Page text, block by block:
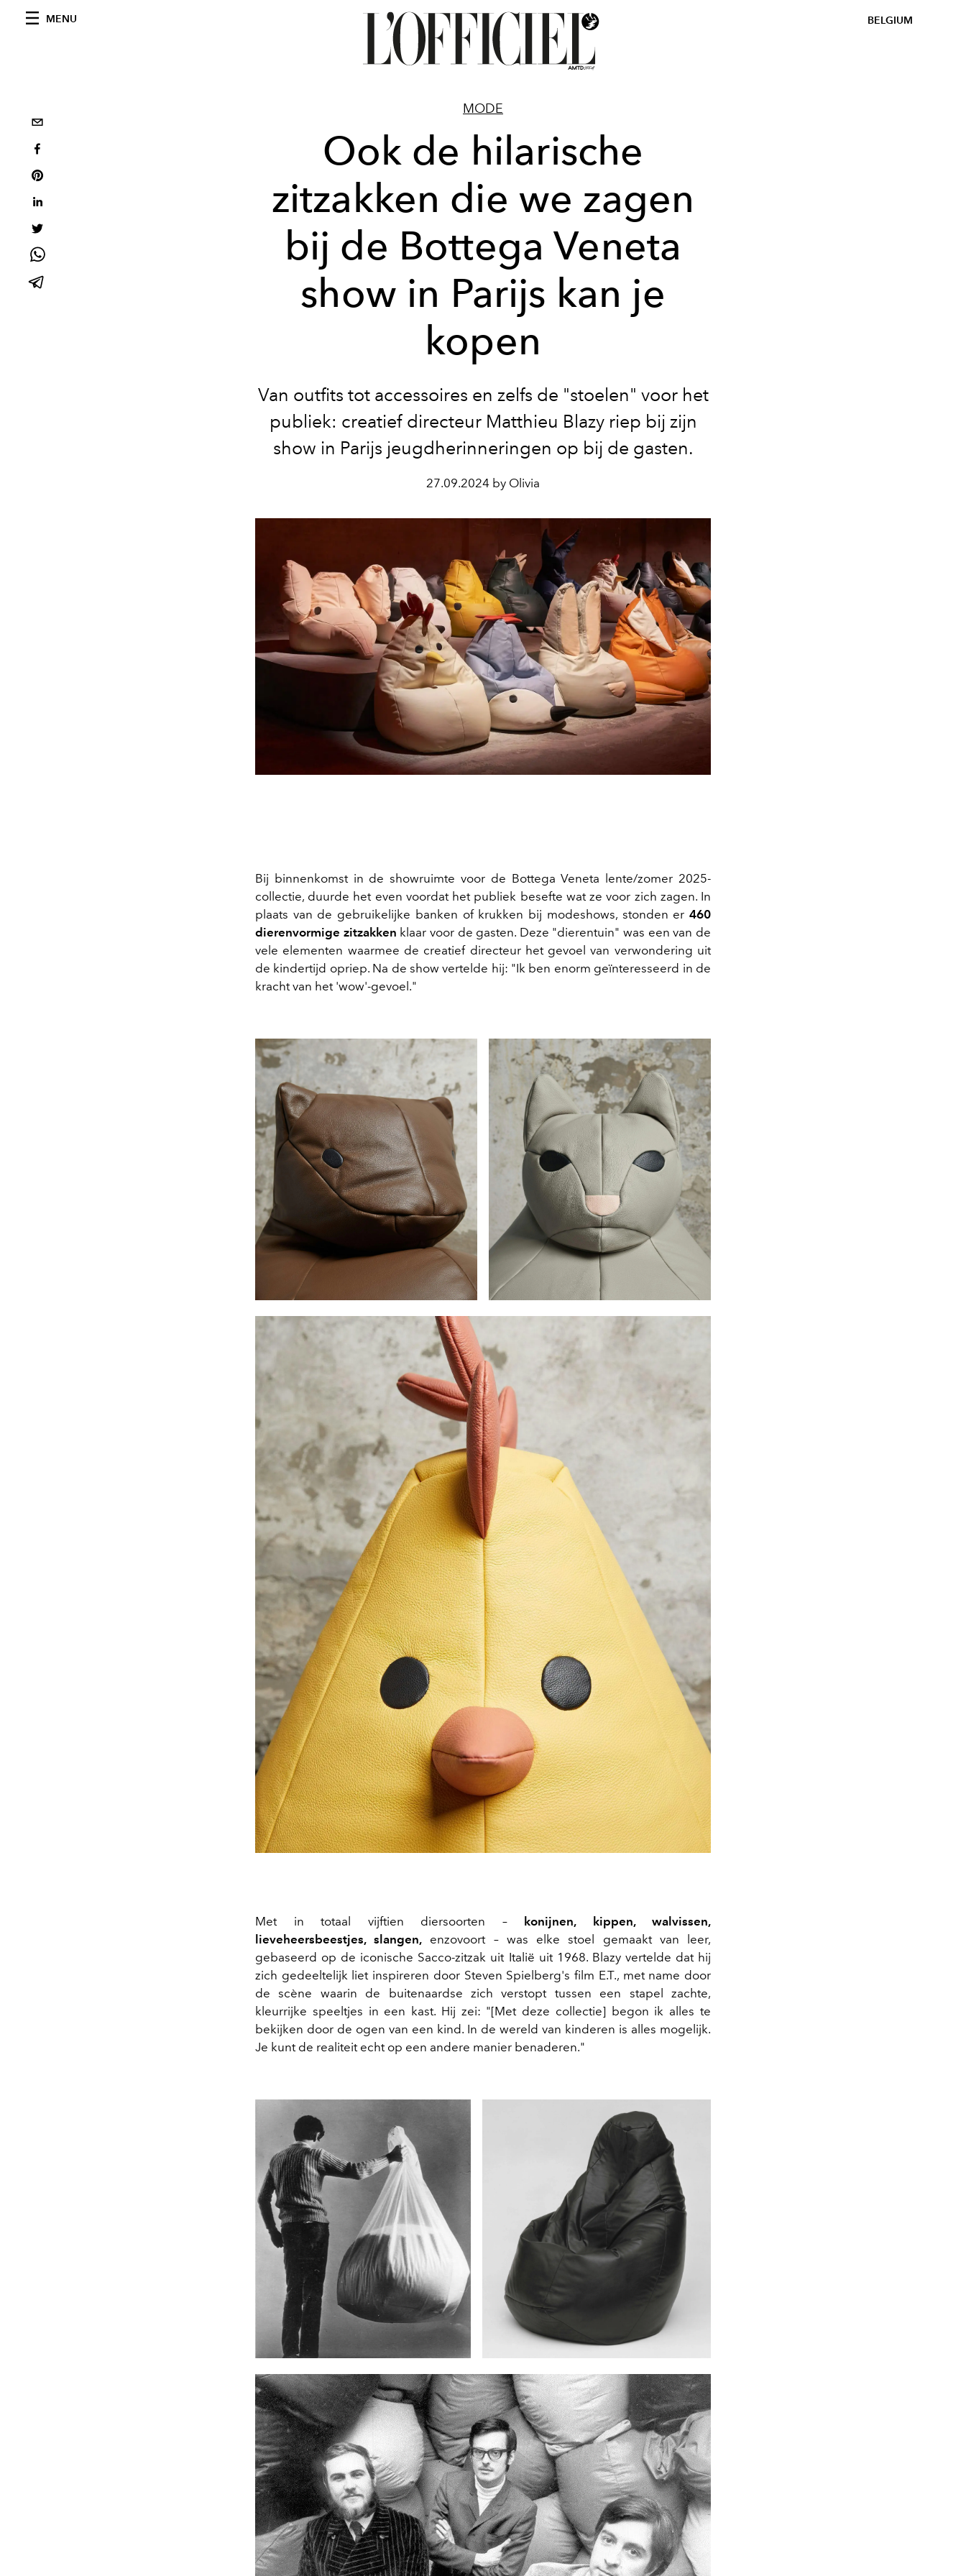
MENU BELGIUM
MODE
Ook de hilarische
zitzakken die we zagen
bij de Bottega Veneta
show in Parijs kan je
kopen
Van outfits tot accessoires en zelfs de "stoelen" voor het
publiek: creatief directeur Matthieu Blazy riep bij zijn
show in Parijs jeugdherinneringen op bij de gasten.
27.09.2024 by Olivia
Bij binnenkomst in de showruimte voor de Bottega Veneta lente/zomer 2025-
collectie, duurde het even voordat het publiek besefte wat ze voor zich zagen. In
plaats van de gebruikelijke banken of krukken bij modeshows, stonden er 460
dierenvormige zitzakken klaar voor de gasten. Deze "dierentuin" was een van de
vele elementen waarmee de creatief directeur het gevoel van verwondering uit
de kindertijd opriep. Na de show vertelde hij: "Ik ben enorm geïnteresseerd in de
kracht van het 'wow'-gevoel."
Met in totaal vijftien diersoorten –
konijnen, kippen, walvissen,
lieveheersbeestjes, slangen, enzovoort – was elke stoel gemaakt van leer,
gebaseerd op de iconische Sacco-zitzak uit Italië uit 1968. Blazy vertelde dat hij
zich gedeeltelijk liet inspireren door Steven Spielberg's film E.T., met name door
de scène waarin de buitenaardse zich verstopt tussen een stapel zachte,
kleurrijke speeltjes in een kast. Hij zei: "[Met deze collectie] begon ik alles te
bekijken door de ogen van een kind. In de wereld van kinderen is alles mogelijk.
Je kunt de realiteit echt op een andere manier benaderen."